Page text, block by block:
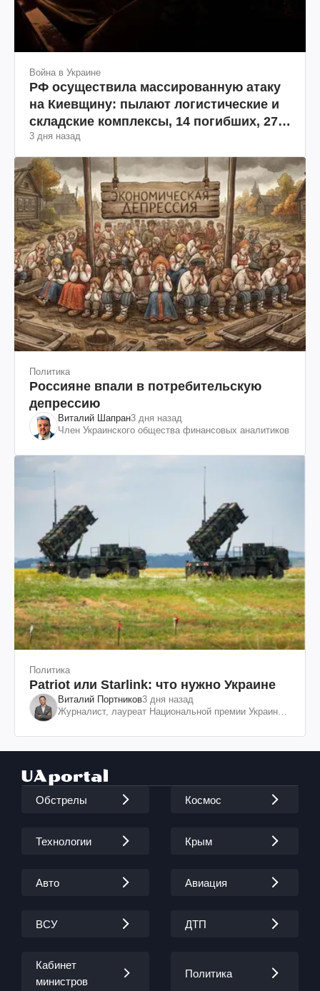
Война в Украине
РФ осуществила массированную атаку
на Киевщину: пылают логистические и
складские комплексы, 14 погибших, 27
раненых (фото, видео)
3 дня назад
Политика
Россияне впали в потребительскую
депрессию
Виталий Шапран3 дня назад
Член Украинского общества финансовых аналитиков
Политика
Patriot или Starlink: что нужно Украине
Виталий Портников3 дня назад
Журналист, лауреат Национальной премии Украины
Обстрелы Космос
Технологии Крым
Авто Авиация
ВСУ ДТП
Кабинет
министров
Политика